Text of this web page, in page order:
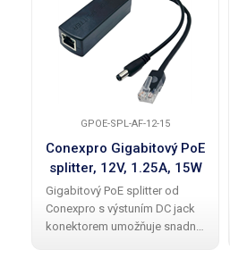
GPOE-SPL-AF-12-15
Conexpro Gigabitový PoE
splitter, 12V, 1.25A, 15W
Gigabitový PoE splitter od
Conexpro s výstuním DC jack
konektorem umožňuje snadné